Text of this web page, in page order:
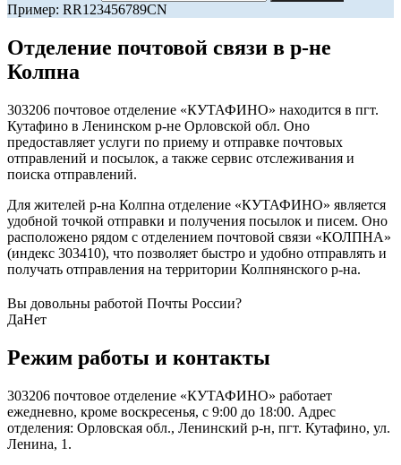
Пример: RR123456789CN
Отделение почтовой связи в р-не
Колпна
303206 почтовое отделение «КУТАФИНО» находится в пгт.
Кутафино в Ленинском р-не Орловской обл. Оно
предоставляет услуги по приему и отправке почтовых
отправлений и посылок, а также сервис отслеживания и
поиска отправлений.
Для жителей р-на Колпна отделение «КУТАФИНО» является
удобной точкой отправки и получения посылок и писем. Оно
расположено рядом с отделением почтовой связи «КОЛПНА»
(индекс 303410), что позволяет быстро и удобно отправлять и
получать отправления на территории Колпнянского р-на.
Вы довольны работой Почты России?
ДаНет
Режим работы и контакты
303206 почтовое отделение «КУТАФИНО» работает
ежедневно, кроме воскресенья, с 9:00 до 18:00. Адрес
отделения: Орловская обл., Ленинский р-н, пгт. Кутафино, ул.
Ленина, 1.